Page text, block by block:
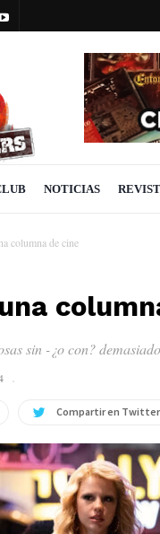
NOTICIAS
columna de cine
sin -¿o con?
Compartir en Twitter